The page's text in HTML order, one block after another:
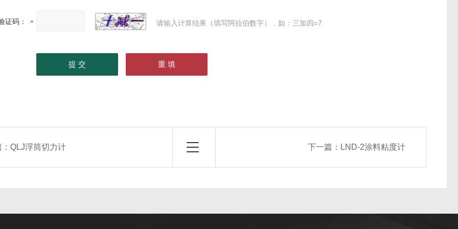
证码： 请输入计算结果（填写阿拉伯数字），如：三加四=7
：QLJ浮筒切力计 下一篇： LND-2涂料粘度计